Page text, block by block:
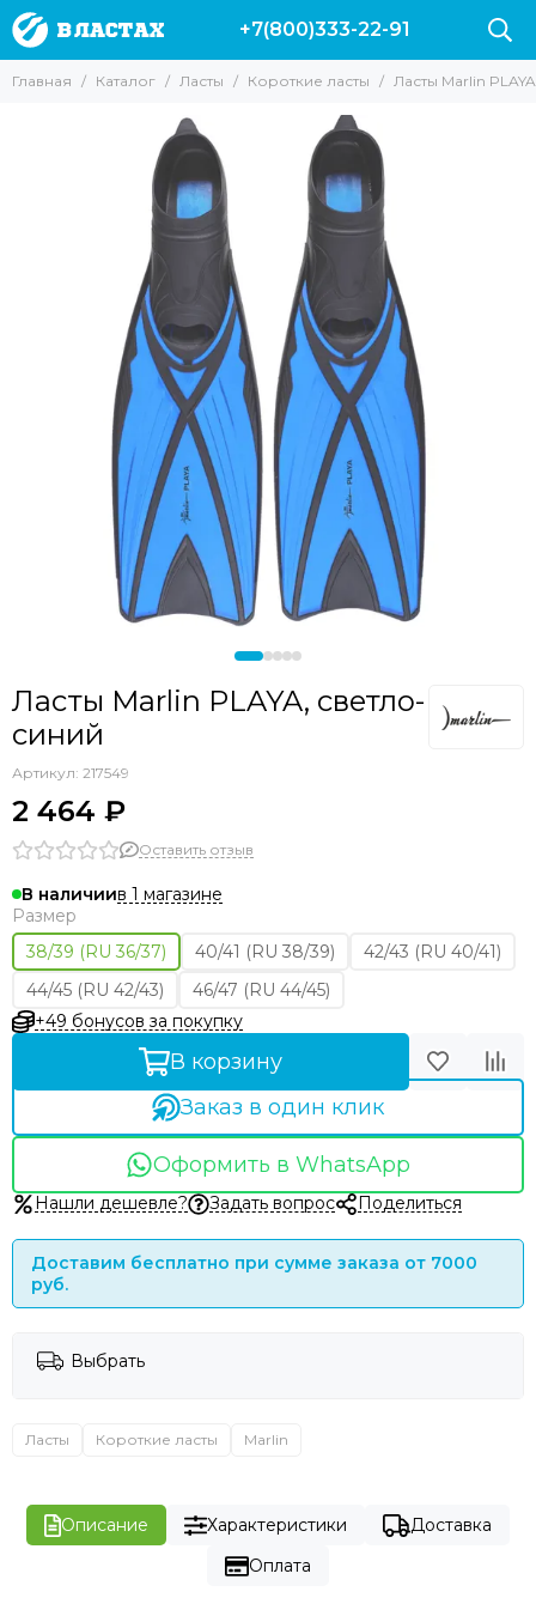
Ласты
Карбоновые ласты
Лопасти и калоши
Ласты Leaderfins
Калоши Leaderfins Forza
+7(800)333-22-91
Главная Каталог Ласты Короткие ласты Ласты Marlin
Ласты Marlin PLAYA, светло-
синий
Артикул: 217549
2 464 ₽
Оставить отзыв
В наличиив 1 магазине
Размер
38/39 (RU 36/37)
40/41 (RU 38/39)
42/43 (RU 40/41)
44/45 (RU 42/43)
46/47 (RU 44/45)
+49 бонусов за покупку
В корзину
Заказ в один клик
Оформить в WhatsApp
Нашли дешевле? Задать вопрос Поделиться
Доставим бесплатно при сумме заказа от 7000
руб.
Выбрать
Ласты Короткие ласты Marlin
Описание Характеристики
Доставка
Оплата